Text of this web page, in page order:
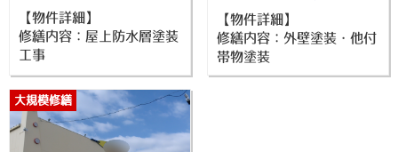
【物件詳細】
修繕内容：屋上防水層塗装
工事
装・他付帯物塗装工
事
【物件詳細】
修繕内容：外壁塗装・他付
帯物塗装
大規模修繕